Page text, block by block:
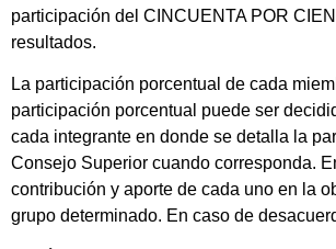
participación del CINCUENTA POR
resultados.
La participación porcentual de cada
participación porcentual puede ser
cada integrante en donde se detalla la
Consejo Superior cuando corresponda.
contribución y aporte de cada uno en la
grupo determinado. En caso de